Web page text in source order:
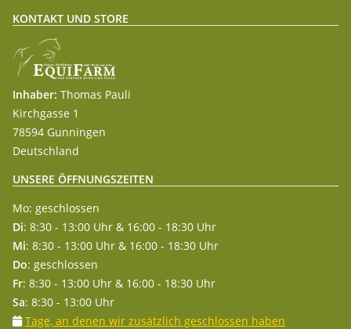
KONTAKT UND STORE
Inhaber: Thomas Pauli
Kirchgasse 1
78594 Gunningen
Deutschland
UNSERE ÖFFNUNGSZEITEN
Mo: geschlossen
Di: 8:30 - 13:00 Uhr & 16:00 - 18:30 Uhr
Mi: 8:30 - 13:00 Uhr & 16:00 - 18:30 Uhr
Do: geschlossen
Fr: 8:30 - 13:00 Uhr & 16:00 - 18:30 Uhr
Sa: 8:30 - 13:00 Uhr
Tage, an denen wir zusätzlich geschlossen haben